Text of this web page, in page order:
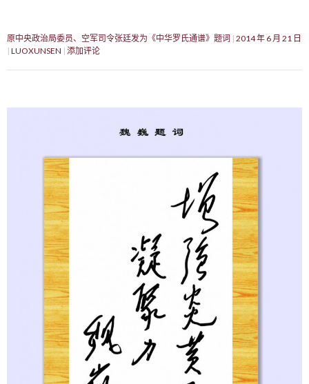
原中央政治局委员、空军司令张廷发为《中华罗氏通谱》题词 2014 年 6 月 21 日
LUOXUNSEN 添加评论